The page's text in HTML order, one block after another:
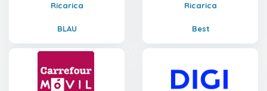
Ricarica
BLAU
Ricarica
Best